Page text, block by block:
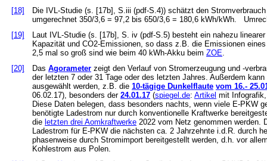
[18]
Die IVL-Studie (s. [17b], S.iii (pdf-S.4)) schätzt den
umgerechnet 350/3,6 = 97,2 bis 650/3,6 = 180,6 kWh/kWh.
[19]
Laut IVL-Studie (s. [17b], S. iv (pdf-S.5) besteht ein nahezu
Kapazität und CO2-Emissionen, so dass z.B. die Emissionen
2,5 mal so groß sind wie beim 40 kWh-Akku beim ZOE.
[20]
Das Agorameter zeigt den Verlauf von Stromerzeugung und -
der letzten 7 oder 31 Tage oder des letzten Jahres. Außerdem
ausgewählt werden, z.B. die 10-tägige Dunkelflaute vom 16.-
06.02.17), besonders der 24.01.17 (spiegel.de: Artikel mit
Diese Daten belegen, dass besonders nachts, wenn viele E-PKW
benötigte Ladestrom nur durch konventionelle Kraftwerke
die letzten drei Aomkraftwerke 2022 vom Netz genommen werden.
Ladestrom für E-PKW die nächsten ca. 2 Jahrzehnte i.d.R. durch
phasenweise durch Stromimport bereitgestellt werden, d.h. vor
Kohlestrom aus Polen.